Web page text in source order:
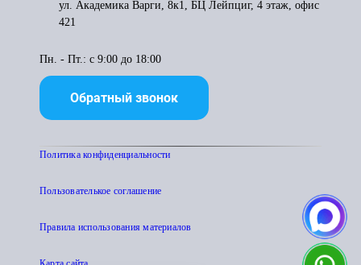
ул. Академика Варги, 8к1, БЦ Лейпциг, 4 этаж, офис
421
Пн. - Пт.: с 9:00 до 18:00
Обратный звонок
Политика конфиденциальности
Пользователькое соглашение
Правила использования материалов